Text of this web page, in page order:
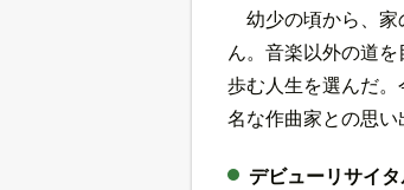
幼少の頃から、
ん。音楽以外の道
歩む人生を選んだ
名な作曲家との思い
デビューリサイ